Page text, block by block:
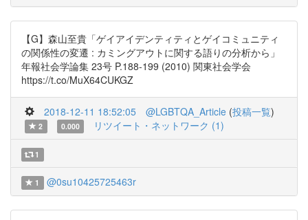
【G】森山至貴「ゲイアイデンティティとゲイコミュニティ
の関係性の変遷 : カミングアウトに関する語りの分析から」
年報社会学論集 23号 P.188-199 (2010) 関東社会学会
https://t.co/MuX64CUKGZ
2018-12-11 18:52:05 @LGBTQA_Article (投稿一覧)
2 0.000 リツイート・ネットワーク (1)
1
1 @0su10425725463r